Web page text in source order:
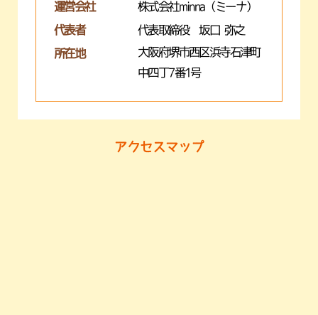
運営会社 株式会社minna（ミーナ）
代表者 代表取締役 坂口 弥之
所在地
大阪府堺市西区浜寺石津町
中四丁7番1号
アクセスマップ